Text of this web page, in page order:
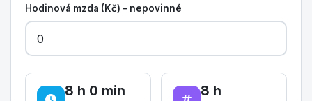
Hodinová mzda (Kč) – nepovinné
8 h 0 min 8 h